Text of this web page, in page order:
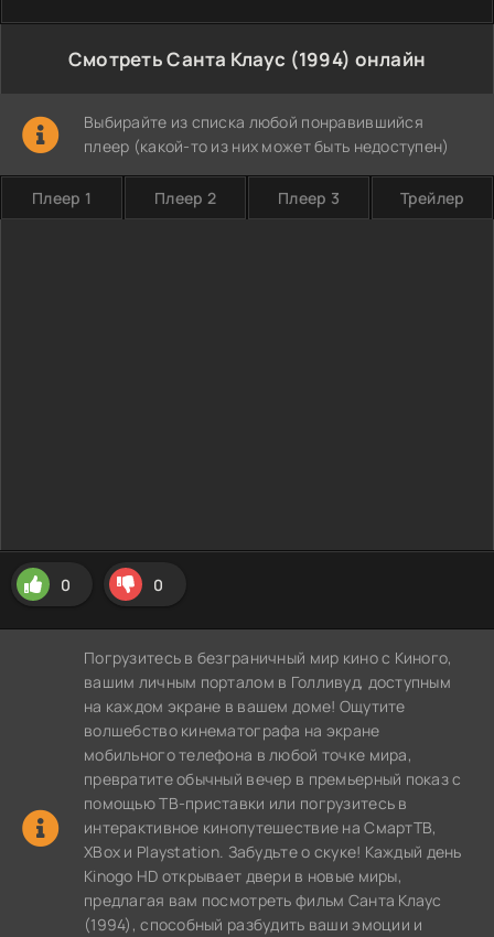
Смотреть Санта Клаус (1994) онлайн
Выбирайте из списка любой понравившийся
плеер (какой-то из них может быть недоступен)
Плеер 1 Плеер 2 Плеер 3 Трейлер
0 0
Погрузитесь в безграничный мир кино с Киного,
вашим личным порталом в Голливуд, доступным
на каждом экране в вашем доме! Ощутите
волшебство кинематографа на экране
мобильного телефона в любой точке мира,
превратите обычный вечер в премьерный показ с
помощью ТВ-приставки или погрузитесь в
интерактивное кинопутешествие на СмартТВ,
XBox и Playstation. Забудьте о скуке! Каждый день
Kinogo HD открывает двери в новые миры,
предлагая вам посмотреть фильм Санта Клаус
(1994), способный разбудить ваши эмоции и